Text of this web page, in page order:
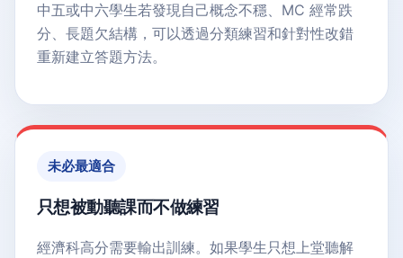
中五或中六學生若發現自己概念不穩、MC 經常跌
分、長題欠結構，可以透過分類練習和針對性改錯
重新建立答題方法。
未必最適合
只想被動聽課而不做練習
經濟科高分需要輸出訓練。如果學生只想上堂聽解